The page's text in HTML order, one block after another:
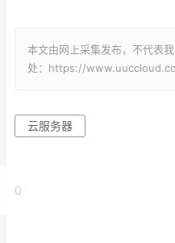
本文由网上采集发布，不代表
处：https://
云服务器
0